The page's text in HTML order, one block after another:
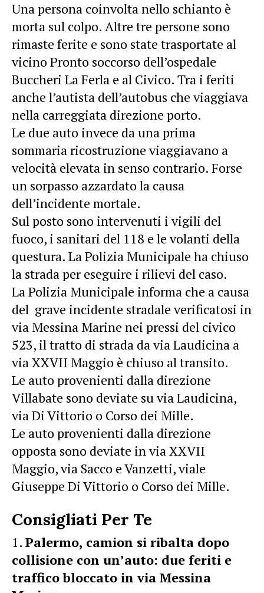
Una persona coinvolta nello schianto è
morta sul colpo. Altre tre persone sono
rimaste ferite e sono state trasportate al
vicino Pronto soccorso dell’ospedale
Buccheri La Ferla e al Civico. Tra i feriti
anche l’autista dell’autobus che viaggiava
nella carreggiata direzione porto.
Le due auto invece da una prima
sommaria ricostruzione viaggiavano a
velocità elevata in senso contrario. Forse
un sorpasso azzardato la causa
dell’incidente mortale.
Sul posto sono intervenuti i vigili del
fuoco, i sanitari del 118 e le volanti della
questura. La Polizia Municipale ha chiuso
la strada per eseguire i rilievi del caso.
La Polizia Municipale informa che a causa
del grave incidente stradale verificatosi in
via Messina Marine nei pressi del civico
523, il tratto di strada da via Laudicina a
via XXVII Maggio è chiuso al transito.
Le auto provenienti dalla direzione
Villabate sono deviate su via Laudicina,
via Di Vittorio o Corso dei Mille.
Le auto provenienti dalla direzione
opposta sono deviate in via XXVII
Maggio, via Sacco e Vanzetti, viale
Giuseppe Di Vittorio o Corso dei Mille.
Consigliati Per Te
Palermo, camion si ribalta dopo
collisione con un’auto: due feriti e
traffico bloccato in via Messina